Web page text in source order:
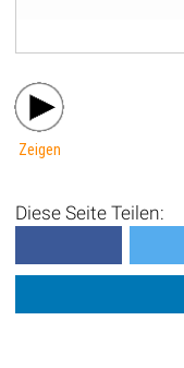
Zeigen
Diese Seite Teilen: